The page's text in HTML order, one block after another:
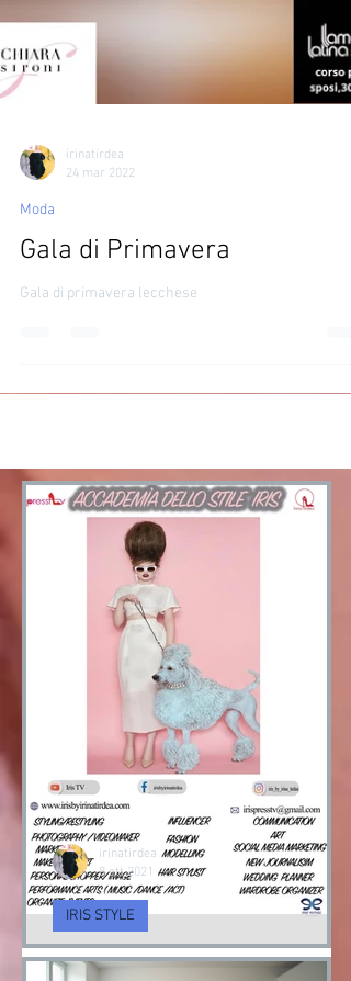
Moda
Gala di Primavera
IRIS STYLE
irinatirdea
8 ott 2021